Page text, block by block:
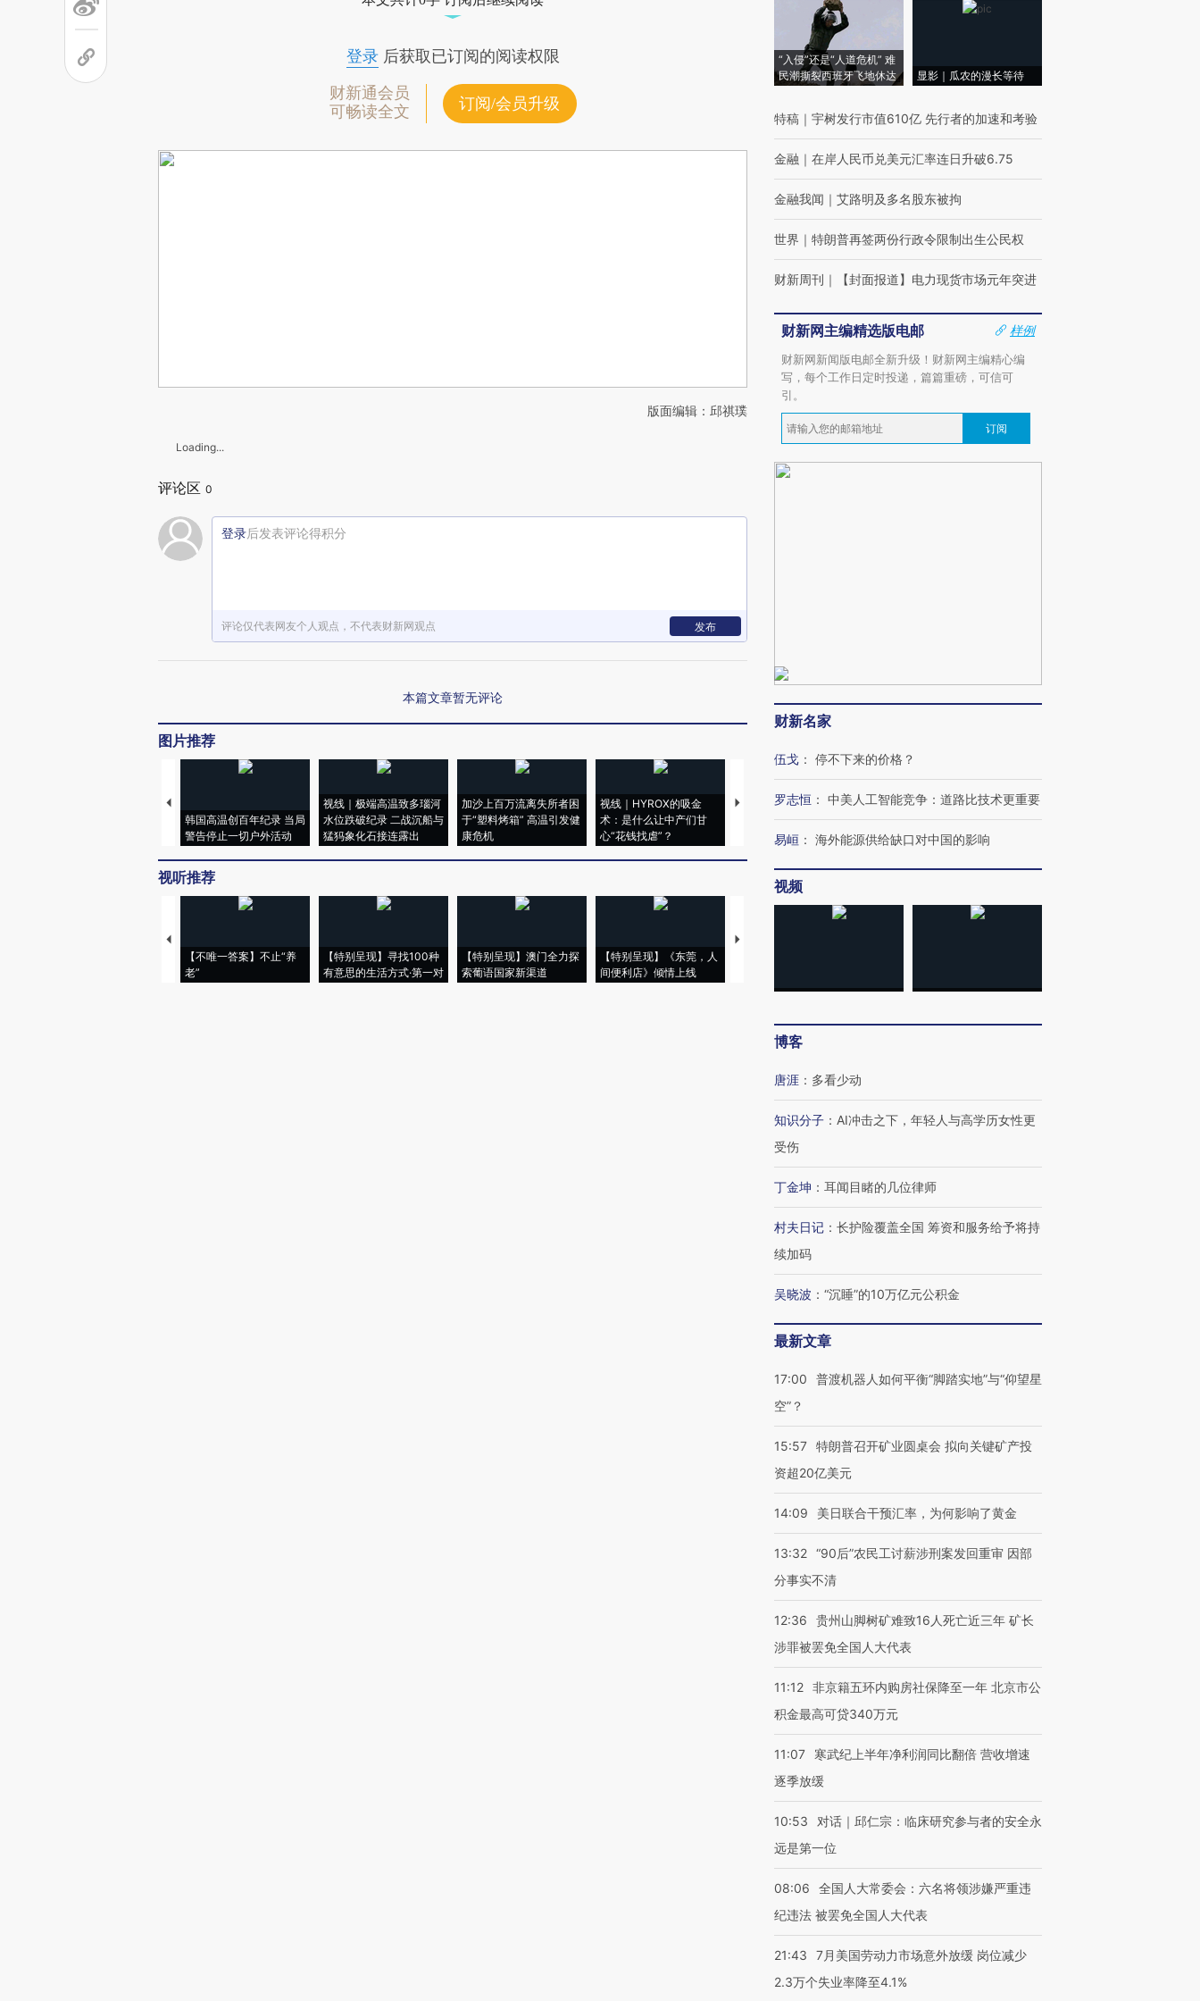
登录后获取已订阅的阅读权限
财新通会员
可畅读全文
订阅/会员升级
版面编辑：邱祺璞
Loading...
评论区 0
登录后发表评论得积分
评论仅代表网友个人观点，不代表财新网观点 发布
本篇文章暂无评论
图片推荐
韩国高温创百年纪录 当局
警告停止一切户外活动
视线｜极端高温致多瑙河
水位跌破纪录 二战沉船与
猛犸象化石接连露出
加沙上百万流离失所者困
于“塑料烤箱” 高温引发健
康危机
视线｜HYROX的吸金
术：是什么让中产们甘
心“花钱找虐”？
马航飞行员跨国走私7万
粒摇头丸 尿检体内含3种
视线｜被称为“蟑螂”的印
度Z世代 用街头抗争将教
育部长拱下台
视线｜“入侵”还是“人道危
机”？难民潮撕裂西班牙
视听推荐
【不唯一答案】不止“养
老”
【特别呈现】寻找100种
有意思的生活方式·第一对
【特别呈现】澳门全力探
索葡语国家新渠道
【特别呈现】《东莞，人
间便利店》倾情上线
【推广】走进第四届链博
“入侵”还是“人道危机” 难
民潮撕裂西班牙飞地休达
显影｜瓜农的漫长等待
特稿 ｜ 宇树发行市值610亿 先行者的加速和考验
金融 ｜ 在岸人民币兑美元汇率连日升破6.75
金融我闻 ｜ 艾路明及多名股东被拘
世界 ｜ 特朗普再签两份行政令限制出生公民权
财新周刊 ｜ 【封面报道】电力现货市场元年突进
财新网主编精选版电邮
样例
财新网新闻版电邮全新升级！财新网主编精心编
写，每个工作日定时投递，篇篇重磅，可信可
引。
订阅
财新名家
伍戈 ： 停不下来的价格？
罗志恒 ： 中美人工智能竞争：道路比技术更重要
易峘 ： 海外能源供给缺口对中国的影响
视频
博客
唐涯 ： 多看少动
知识分子 ： AI冲击之下，年轻人与高学历女性更
受伤
丁金坤 ： 耳闻目睹的几位律师
村夫日记 ： 长护险覆盖全国 筹资和服务给予将持
续加码
吴晓波 ： “沉睡”的10万亿元公积金
最新文章
17:00
普渡机器人如何平衡“脚踏实地”与“仰望星
空”？
15:57 特朗普召开矿业圆桌会 拟向关键矿产投
资超20亿美元
14:09 美日联合干预汇率，为何影响了黄金
13:32 “90后”农民工讨薪涉刑案发回重审 因部
分事实不清
12:36
贵州山脚树矿难致16人死亡近三年 矿长
涉罪被罢免全国人大代表
11:12 非京籍五环内购房社保降至一年 北京市公
积金最高可贷340万元
11:07
寒武纪上半年净利润同比翻倍 营收增速
逐季放缓
10:53
对话｜邱仁宗：临床研究参与者的安全永
远是第一位
08:06
全国人大常委会：六名将领涉嫌严重违
纪违法 被罢免全国人大代表
21:43
7月美国劳动力市场意外放缓 岗位减少
2.3万个失业率降至4.1%